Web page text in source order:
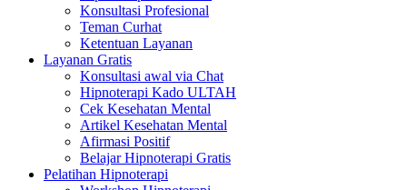
Konsultasi Profesional
Teman Curhat
Ketentuan Layanan
Layanan Gratis
Konsultasi awal via Chat
Hipnoterapi Kado ULTAH
Cek Kesehatan Mental
Artikel Kesehatan Mental
Afirmasi Positif
Belajar Hipnoterapi Gratis
Pelatihan Hipnoterapi